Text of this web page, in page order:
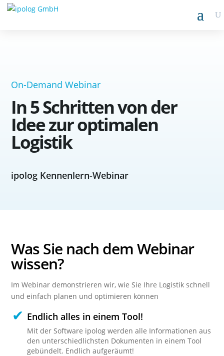
On-Demand Webinar
In 5 Schritten von der
Idee zur optimalen
Logistik
ipolog Kennenlern-Webinar
Was Sie nach dem Webinar
wissen?
Im Webinar demonstrieren wir, wie Sie Ihre Logistik schnell
und einfach planen und optimieren können
Endlich alles in einem Tool!
Mit der Software ipolog werden alle Informationen aus
den unterschiedlichsten Dokumenten in einem Tool
gebündelt. Endlich aufgeräumt!